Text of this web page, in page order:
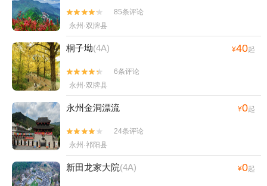


85条评论
永州·双牌县
桐子坳(4A) ¥40起


6条评论
永州·双牌县
永州金洞漂流 ¥0起


24条评论
永州·祁阳县
新田龙家大院(4A) ¥0起